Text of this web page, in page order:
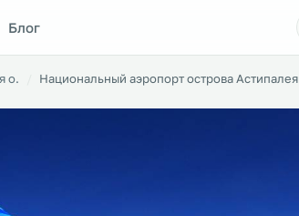
Блог
о. Национальный аэропорт острова Астипалея